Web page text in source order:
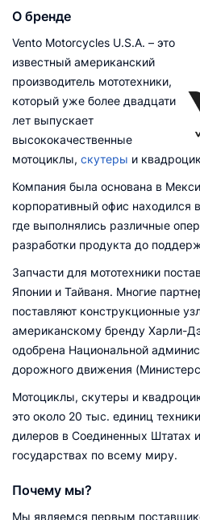
О бренде
Vento Motorcycles U.S.A. – это
известный американский
производитель мототехники,
который уже более двадцати
лет выпускает
высококачественные
мотоциклы, скутеры и
Компания была основана в
корпоративный офис находился
где выполнялись различные
разработки продукта до
Запчасти для мототехники
Японии и Тайваня. Многие
поставляют конструкционные
американскому бренду Харли-
одобрена Национальной
дорожного движения
Мотоциклы, скутеры и
это около 20 тыс. единиц
дилеров в Соединенных Штатах
государствах по всему миру.
Почему мы?
Мы являемся первым